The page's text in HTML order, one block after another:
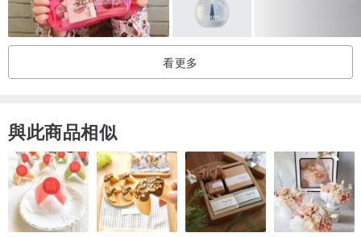
看更多
與此商品相似